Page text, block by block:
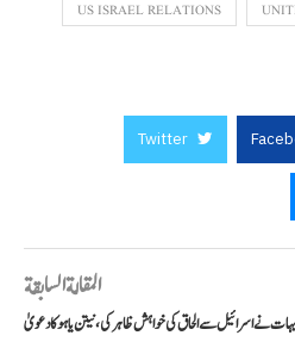
US ISRAEL RELATIONS
Twitter
المقالة السابقة
نے اسرائیل سے الحاق کی خواہش ظاہر کی، نیتن یاہو کا دعویٰ